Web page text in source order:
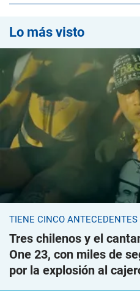
Lo más visto
TIENE CINCO ANTECEDENTES
Tres chilenos y el
One 23, con miles de
por la explosión al